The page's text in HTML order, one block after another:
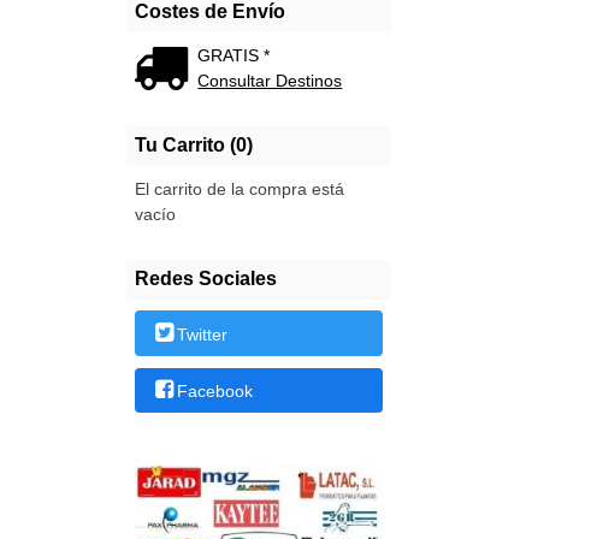
Costes de Envío
GRATIS *
Consultar Destinos
Tu Carrito (0)
El carrito de la compra está
vacío
Redes Sociales
Twitter
Facebook